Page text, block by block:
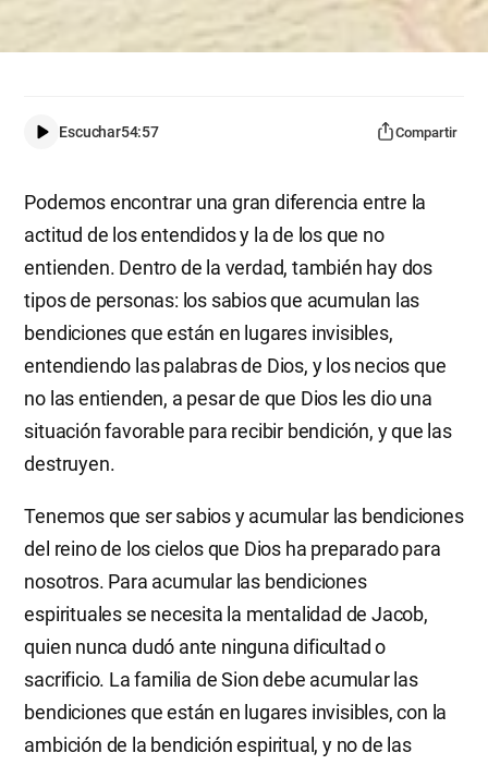
Escuchar54:57 Compartir
Podemos encontrar una gran diferencia entre la
actitud de los entendidos y la de los que no
entienden. Dentro de la verdad, también hay dos
tipos de personas: los sabios que acumulan las
bendiciones que están en lugares invisibles,
entendiendo las palabras de Dios, y los necios que
no las entienden, a pesar de que Dios les dio una
situación favorable para recibir bendición, y que las
destruyen.
Tenemos que ser sabios y acumular las bendiciones
del reino de los cielos que Dios ha preparado para
nosotros. Para acumular las bendiciones
espirituales se necesita la mentalidad de Jacob,
quien nunca dudó ante ninguna dificultad o
sacrificio. La familia de Sion debe acumular las
bendiciones que están en lugares invisibles, con la
ambición de la bendición espiritual, y no de las